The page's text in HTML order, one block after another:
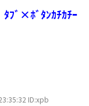
ﾌﾞ×ﾎﾞﾀﾝｶﾁｶﾁｰ
ID:xpb